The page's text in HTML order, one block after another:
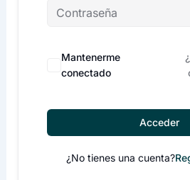
Mantenerme
conectado
Acceder
¿No tienes una cuenta?